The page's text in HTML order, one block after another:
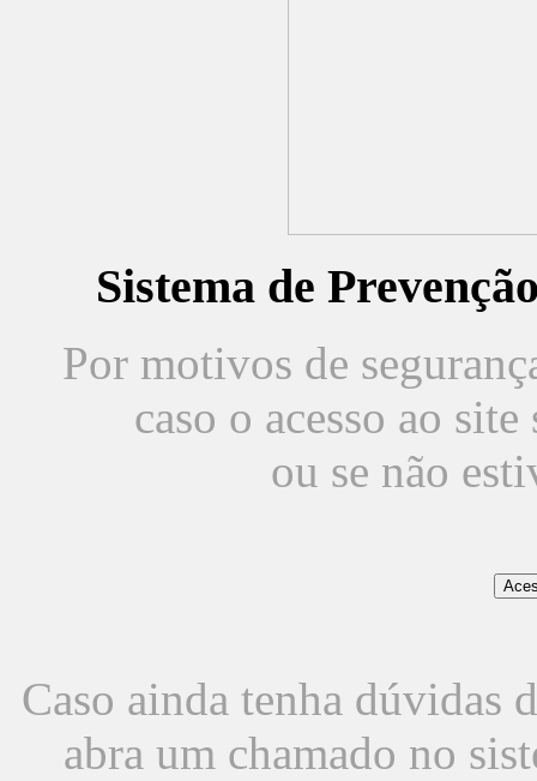
Sistema de
Por motivos de
caso o acesso ao
ou se não
Caso ainda tenha dúvidas
abra um chamado no